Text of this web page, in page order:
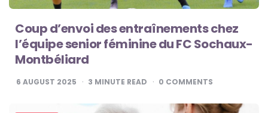
Coup d’envoi des entraînements chez
l’équipe senior féminine du FC Sochaux-
Montbéliard
6 AUGUST 2025 3 MINUTE READ 0 COMMENTS